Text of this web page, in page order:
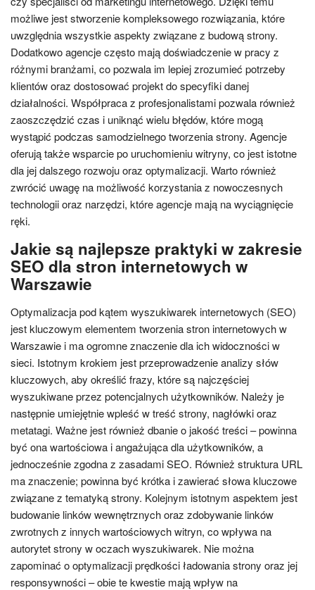
możliwe jest stworzenie kompleksowego rozwiązania, które
uwzględnia wszystkie aspekty związane z budową strony.
Dodatkowo agencje często mają doświadczenie w pracy z
różnymi branżami, co pozwala im lepiej zrozumieć potrzeby
klientów oraz dostosować projekt do specyfiki danej
działalności. Współpraca z profesjonalistami pozwala również
zaoszczędzić czas i uniknąć wielu błędów, które mogą
wystąpić podczas samodzielnego tworzenia strony. Agencje
oferują także wsparcie po uruchomieniu witryny, co jest istotne
dla jej dalszego rozwoju oraz optymalizacji. Warto również
zwrócić uwagę na możliwość korzystania z nowoczesnych
technologii oraz narzędzi, które agencje mają na wyciągnięcie
ręki.
Jakie są najlepsze praktyki w zakresie
SEO dla stron internetowych w
Warszawie
Optymalizacja pod kątem wyszukiwarek internetowych (SEO)
jest kluczowym elementem tworzenia stron internetowych w
Warszawie i ma ogromne znaczenie dla ich widoczności w
sieci. Istotnym krokiem jest przeprowadzenie analizy słów
kluczowych, aby określić frazy, które są najczęściej
wyszukiwane przez potencjalnych użytkowników. Należy je
następnie umiejętnie wpleść w treść strony, nagłówki oraz
metatagi. Ważne jest również dbanie o jakość treści – powinna
być ona wartościowa i angażująca dla użytkowników, a
jednocześnie zgodna z zasadami SEO. Również struktura URL
ma znaczenie; powinna być krótka i zawierać słowa kluczowe
związane z tematyką strony. Kolejnym istotnym aspektem jest
budowanie linków wewnętrznych oraz zdobywanie linków
zwrotnych z innych wartościowych witryn, co wpływa na
autorytet strony w oczach wyszukiwarek. Nie można
zapominać o optymalizacji prędkości ładowania strony oraz jej
responsywności – obie te kwestie mają wpływ na